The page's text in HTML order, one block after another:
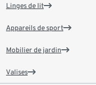
Linges de lit
Appareils de sport
Mobilier de jardin
Valises